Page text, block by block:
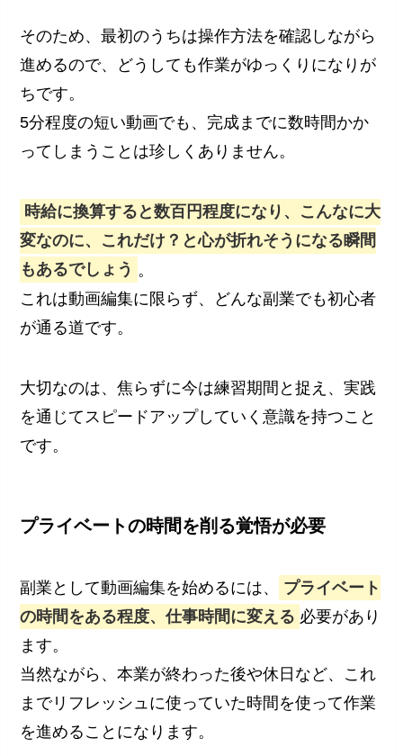
そのため、最初のうちは操作方法を確認しながら
進めるので、どうしても作業がゆっくりになりが
ちです。
5分程度の短い動画でも、完成までに数時間かか
ってしまうことは珍しくありません。
時給に換算すると数百円程度になり、こんなに大
変なのに、これだけ？と心が折れそうになる瞬間
もあるでしょう 。
これは動画編集に限らず、どんな副業でも初心者
が通る道です。
大切なのは、焦らずに今は練習期間と捉え、実践
を通じてスピードアップしていく意識を持つこと
です。
プライベートの時間を削る覚悟が必要
副業として動画編集を始めるには、
プライベート
の時間をある程度、仕事時間に変える 必要があり
ます。
当然ながら、本業が終わった後や休日など、これ
までリフレッシュに使っていた時間を使って作業
を進めることになります。